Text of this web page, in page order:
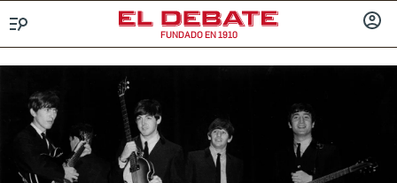
FUNDADO EN 1910